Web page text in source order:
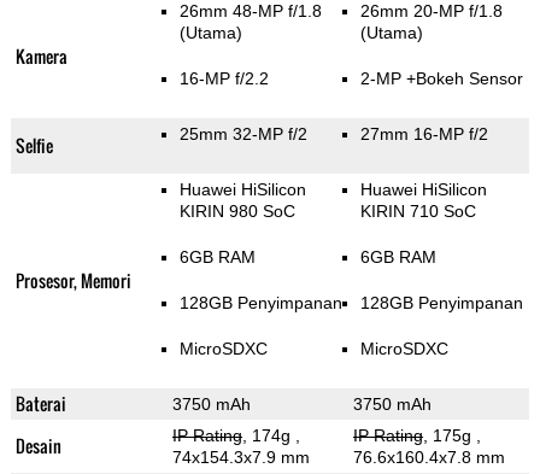
Kamera
26mm 48-MP f/1.8
(Utama)
16-MP f/2.2
26mm 20-MP f/1.8
(Utama)
2-MP +Bokeh Sensor
Selfie 25mm 32-MP f/2 27mm 16-MP f/2
Prosesor, Memori
Huawei HiSilicon
KIRIN 980 SoC
6GB RAM
128GB Penyimpanan
MicroSDXC
Huawei HiSilicon
KIRIN 710 SoC
6GB RAM
128GB Penyimpanan
MicroSDXC
Baterai 3750 mAh 3750 mAh
Desain IP Rating, 174g
74x154.3x7.9 mm
IP Rating, 175g
76.6x160.4x7.8 mm